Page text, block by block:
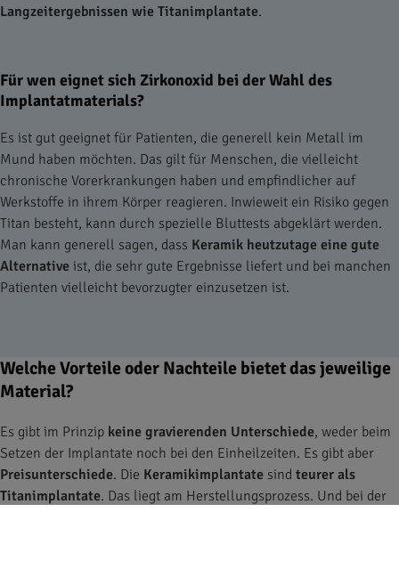
Langzeitergebnissen wie Titanimplantate.
Für wen eignet sich Zirkonoxid bei der Wahl des
Implantatmaterials?
Es ist gut geeignet für Patienten, die generell kein Metall im
Mund haben möchten. Das gilt für Menschen, die vielleicht
chronische Vorerkrankungen haben und empfindlicher auf
Werkstoffe in ihrem Körper reagieren. Inwieweit ein Risiko gegen
Titan besteht, kann durch spezielle Bluttests abgeklärt werden.
Man kann generell sagen, dass Keramik heutzutage eine gute
Alternative ist, die sehr gute Ergebnisse liefert und bei manchen
Patienten vielleicht bevorzugter einzusetzen ist.
Welche Vorteile oder Nachteile bietet das jeweilige
Material?
Es gibt im Prinzip keine gravierenden Unterschiede, weder beim
Setzen der Implantate noch bei den Einheilzeiten. Es gibt aber
Preisunterschiede. Die Keramikimplantate sind teurer als
Titanimplantate. Das liegt am Herstellungsprozess. Und bei der